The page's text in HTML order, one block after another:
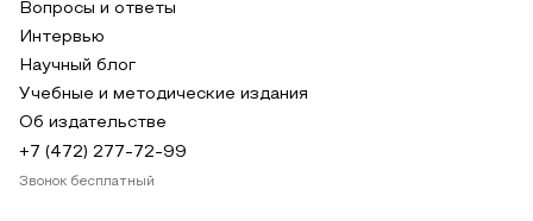
Вопросы и ответы
Интервью
Научный блог
Учебные и методические издания
Об издательстве
+7 (472) 277-72-99
Звонок бесплатный